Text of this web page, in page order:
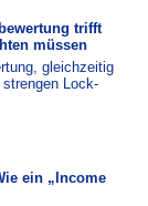
trifft
müssen
gleichzeitig
Lock-
ein „Income